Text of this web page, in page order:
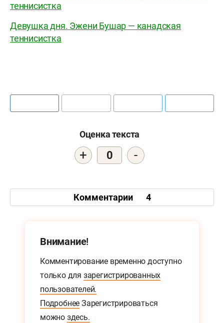
теннисистка
Девушка дня. Эжени Бушар — канадская
теннисистка
Оценка текста
+ 0 -
Комментарии 4
Внимание!
Комментирование временно доступно
только для зарегистрированных
пользователей.
Подробнее Зарегистрироваться
можно здесь.